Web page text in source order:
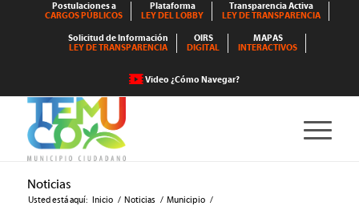
Postulaciones a
CARGOS PÚBLICOS
Plataforma
LEY DEL LOBBY
Transparencia Activa
LEY DE TRANSPARENCIA
Solicitud de Información
LEY DE TRANSPARENCIA
OIRS
DIGITAL
MAPAS
INTERACTIVOS
Video ¿Cómo Navegar?
Noticias
Usted está aquí: Inicio / Noticias / Municipio /